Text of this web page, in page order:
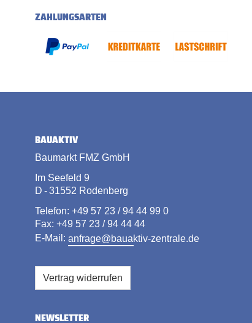
ZAHLUNGSARTEN
BAUAKTIV
Baumarkt FMZ GmbH
Im Seefeld 9
D - 31552 Rodenberg
Telefon: +49 57 23 / 94 44 99 0
Fax: +49 57 23 / 94 44 44
E-Mail: anfrage@bauaktiv-zentrale.de
Vertrag widerrufen
NEWSLETTER